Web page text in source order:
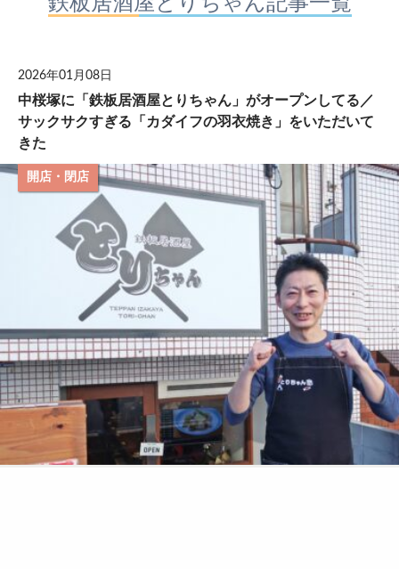
掲載につきま
2026年01月08日
中桜塚に「鉄板居酒屋とりちゃん」がオープンしてる／
サックサクすぎる「カダイフの羽衣焼き」をいただいて
きた
開店・閉店